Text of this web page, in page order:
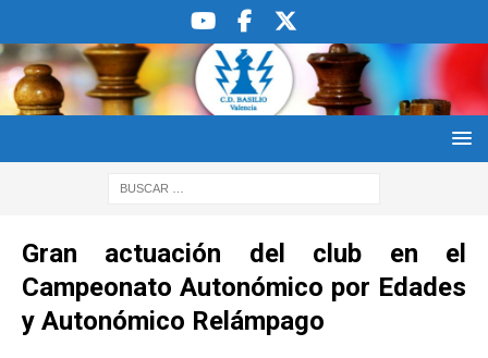
Gran actuación del club en el
Campeonato Autonómico por Edades
y Autonómico Relámpago